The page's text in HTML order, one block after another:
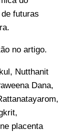
futuras
no artigo.
Nutthanit
Dana,
placenta